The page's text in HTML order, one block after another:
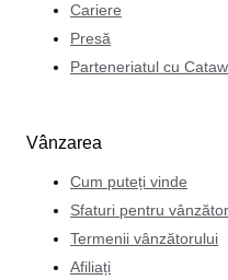
Cariere
Presă
Parteneriatul cu
Vânzarea
Cum puteți vinde
Sfaturi pentru
Termenii vânzătorului
Afiliați